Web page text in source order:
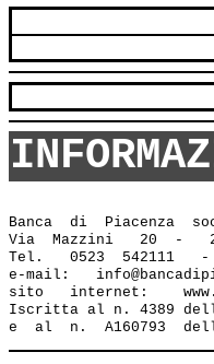
Banca  di  Piacenza
Via  Mazzini   20  -
Tel.   0523  542111   -
e-mail:
sito   internet:
Iscritta al n. 4389